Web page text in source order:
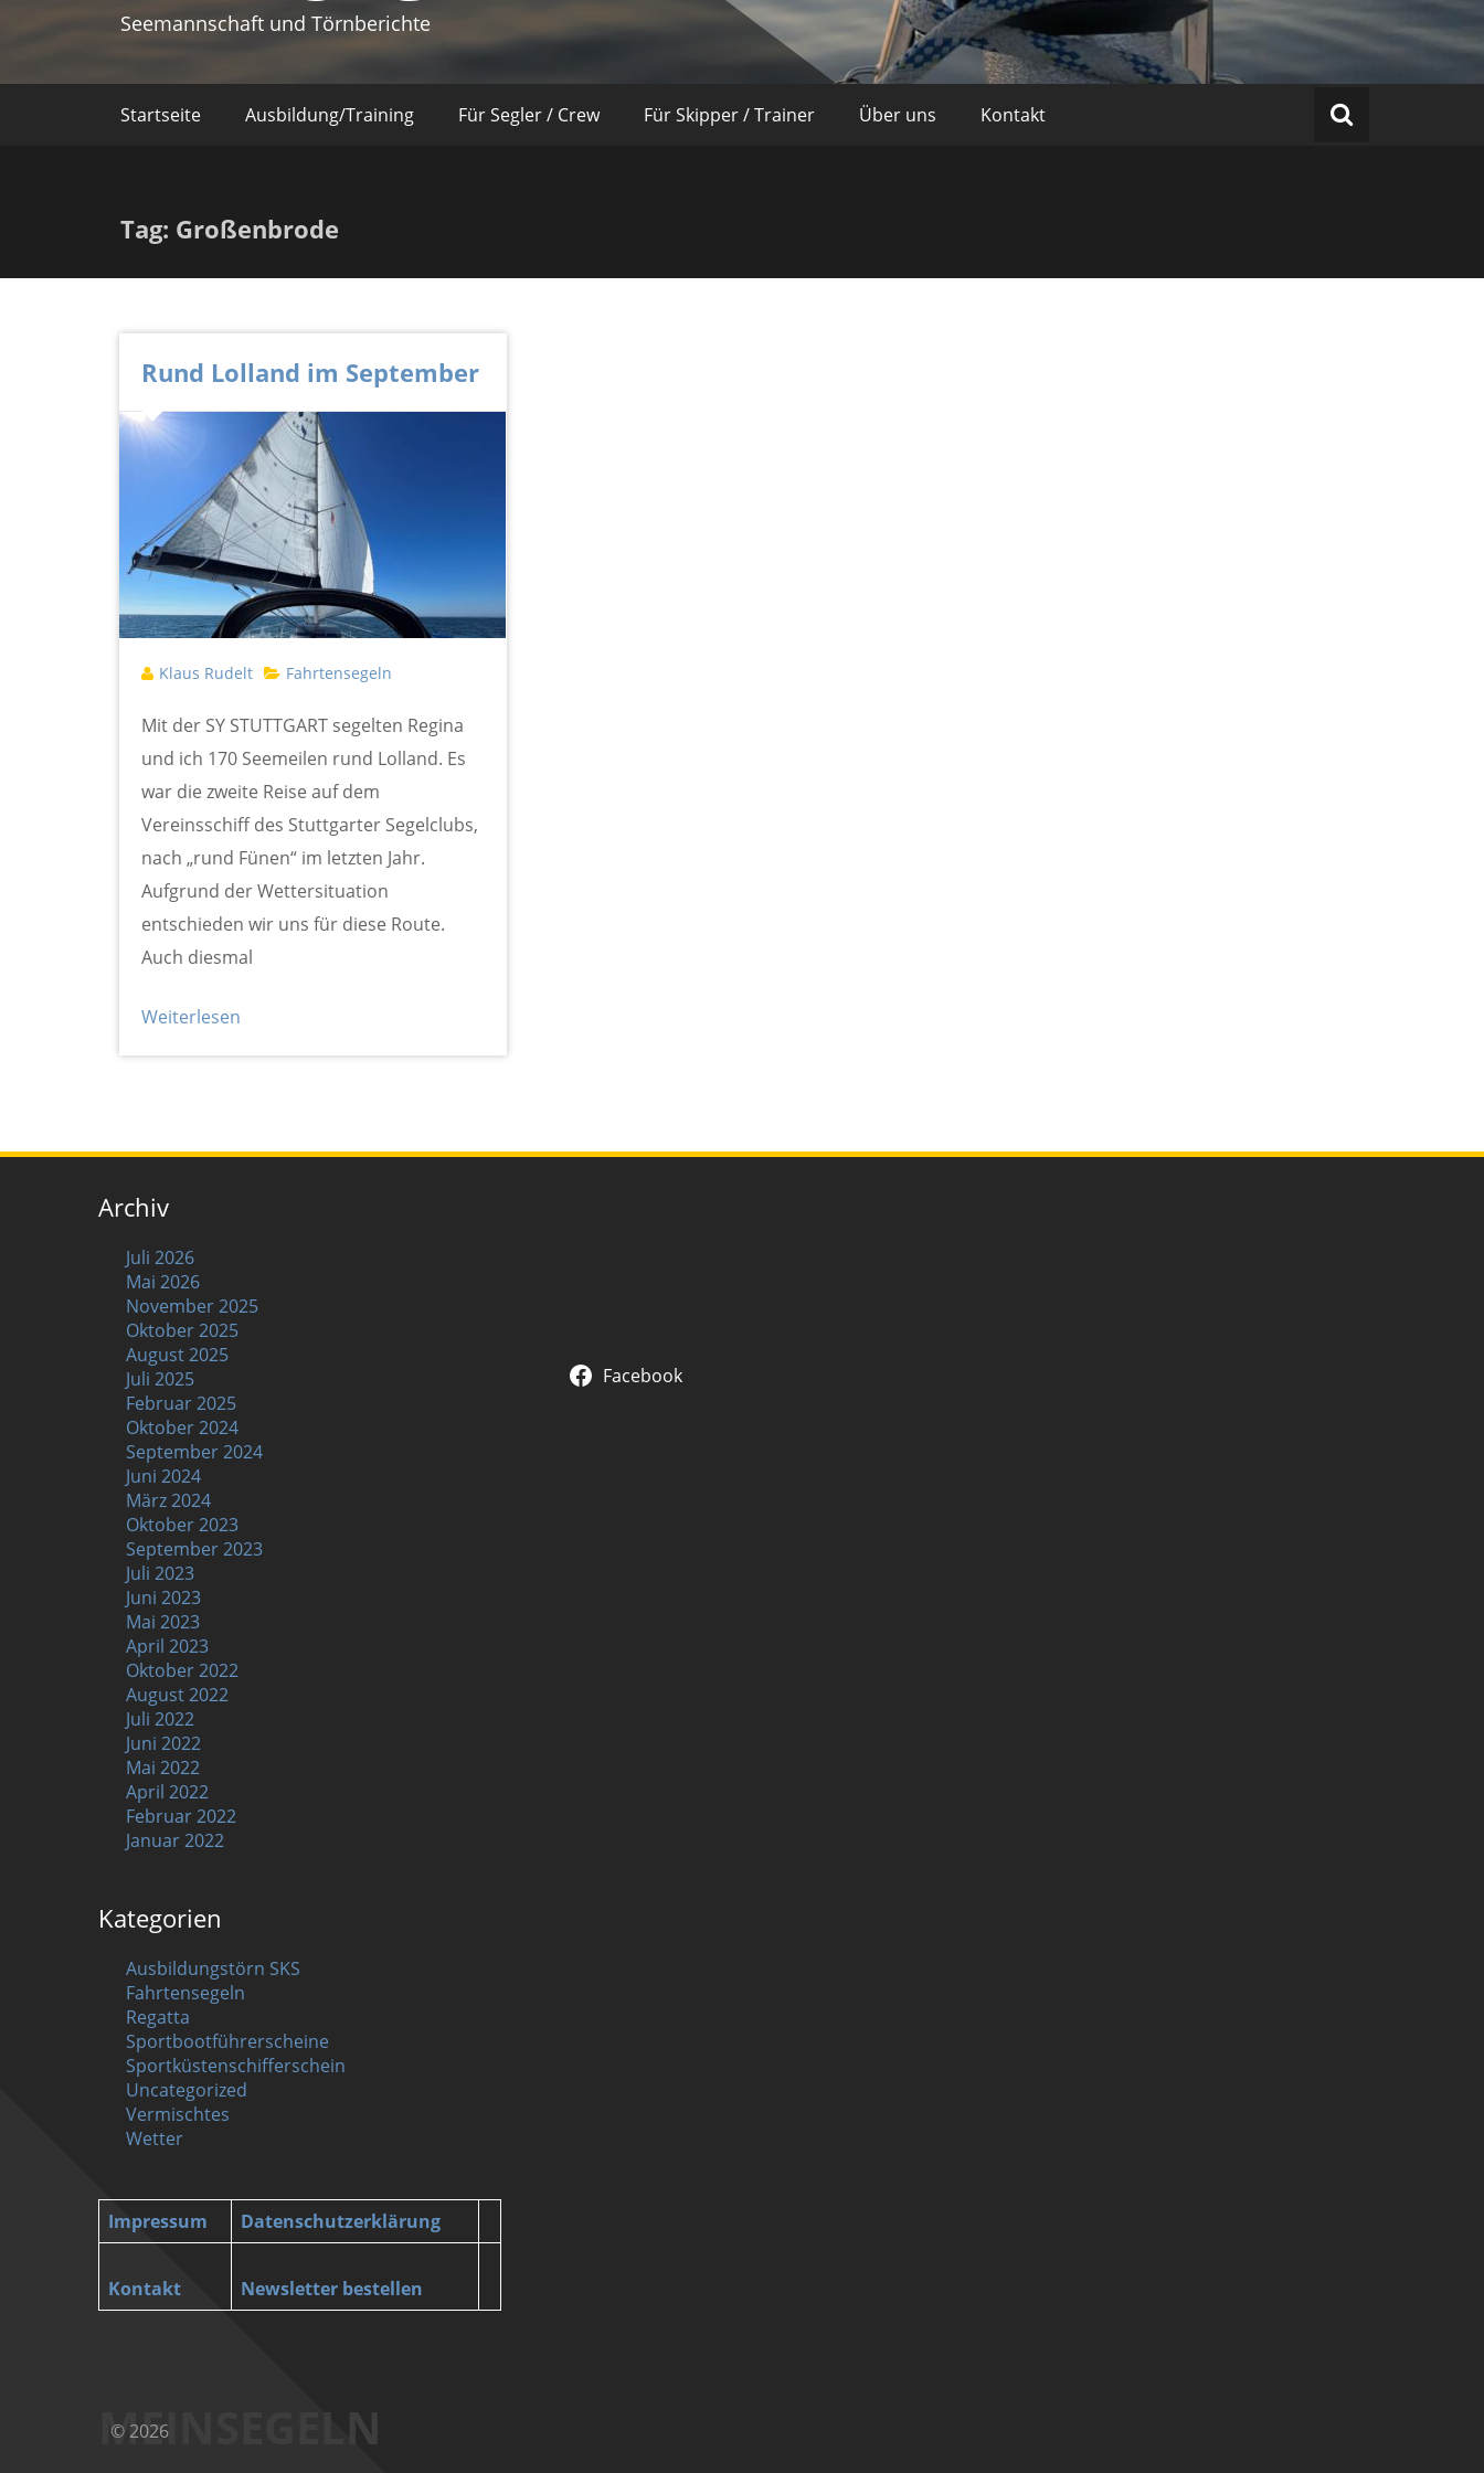
Seemannschaft und Törnberichte
Startseite Ausbildung/Training Für Segler / Crew Für Skipper / Trainer Über uns Kontakt
Tag: Großenbrode
Rund Lolland im September
Klaus Rudelt Fahrtensegeln
Mit der SY STUTTGART segelten Regina
und ich 170 Seemeilen rund Lolland. Es
war die zweite Reise auf dem
Vereinsschiff des Stuttgarter Segelclubs,
nach „rund Fünen“ im letzten Jahr.
Aufgrund der Wettersituation
entschieden wir uns für diese Route.
Auch diesmal
Weiterlesen
Archiv
Juli 2026
Mai 2026
November 2025
Oktober 2025
August 2025
Juli 2025
Februar 2025
Oktober 2024
September 2024
Juni 2024
März 2024
Oktober 2023
September 2023
Juli 2023
Juni 2023
Mai 2023
April 2023
Oktober 2022
August 2022
Juli 2022
Juni 2022
Mai 2022
April 2022
Februar 2022
Januar 2022
Kategorien
Ausbildungstörn SKS
Fahrtensegeln
Regatta
Sportbootführerscheine
Sportküstenschifferschein
Uncategorized
Vermischtes
Wetter
Impressum Datenschutzerklärung
Kontakt Newsletter bestellen
Facebook
MEINSEGELN
© 2026